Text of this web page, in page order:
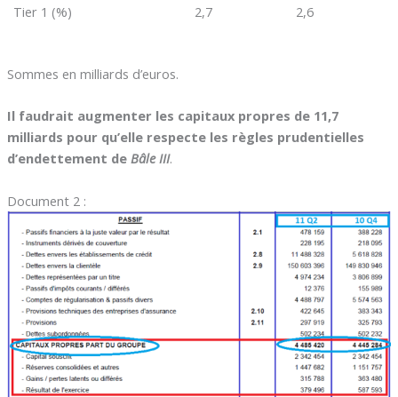
Tier 1 (%)
2,7 2,6
Sommes en milliards d’euros.
Il faudrait augmenter les capitaux propres de 11,7
milliards pour qu’elle respecte les règles prudentielles
d’endettement de Bâle III.
Document 2 :